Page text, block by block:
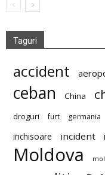
Taguri
accident
ceban China
droguri furt germania
inchisoare incident
Moldova